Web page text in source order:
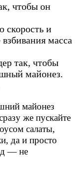
чтобы он
и
масса
так, чтобы
майонез.
майонез
же пускайте
салаты,
да и просто
— не